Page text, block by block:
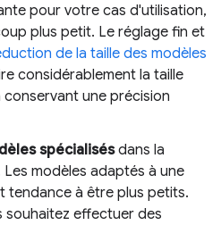
pour votre cas d'utilisation,
plus petit. Le réglage fin et
de la taille des modèles
considérablement la taille
une précision
spécialisésdans la
modèles adaptés à une
tendance à être plus petits.
souhaitez effectuer des